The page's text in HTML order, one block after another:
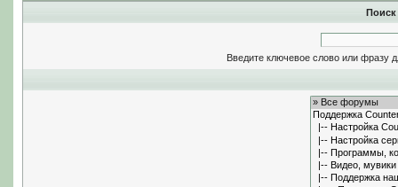
Введите ключевое слово или фразу